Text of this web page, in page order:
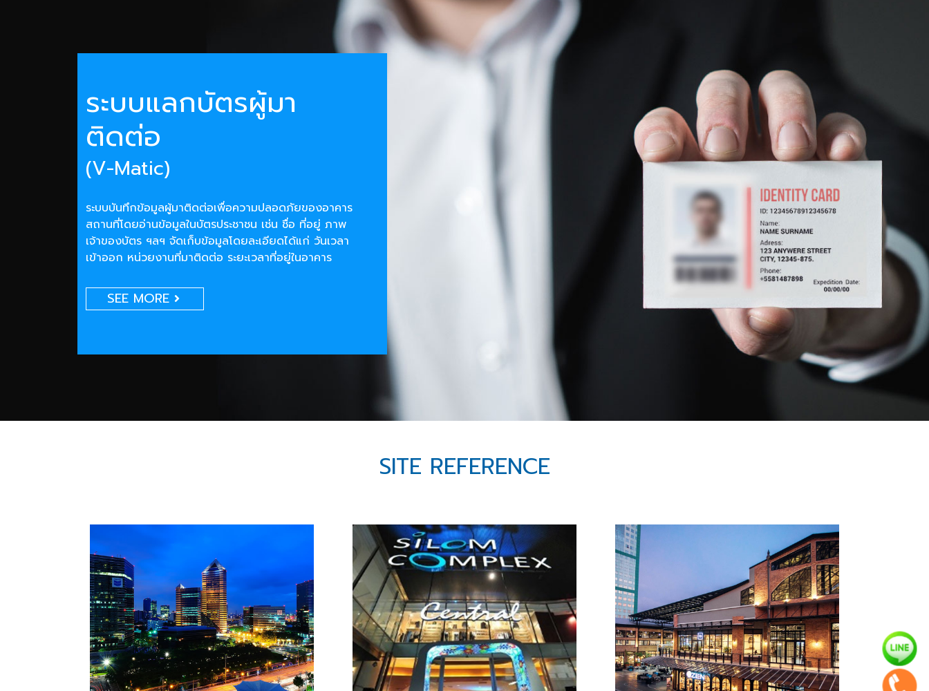
ระบบแลกบัตรผู้มา
ติดต่อ
(V-Matic)
ระบบบันทึกข้อมูลผู้มาติดต่อเพื่อความปลอดภัยของอาคาร
สถานที่โดยอ่านข้อมูลในบัตรประชาชน เช่น ชื่อ ที่อยู่ ภาพ
เจ้าของบัตร ฯลฯ จัดเก็บข้อมูลโดยละเอียดได้แก่ วันเวลา
เข้าออก หน่วยงานที่มาติดต่อ ระยะเวลาที่อยู่ในอาคาร
SEE MORE
SITE REFERENCE